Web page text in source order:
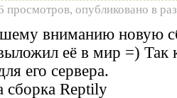
просмотров, опубликовано в
вниманию новую
её в мир =) Так
его сервера.